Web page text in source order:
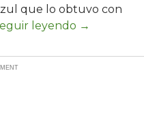
que lo obtuvo con